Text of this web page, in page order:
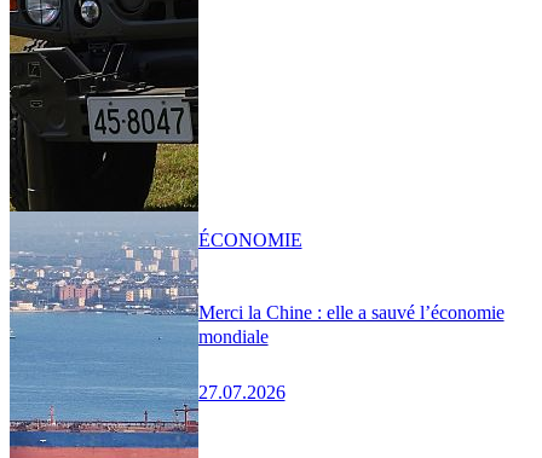
Merci la Chine : elle a sauvé l’économie
mondiale
27.07.2026
ÉCONOMIE